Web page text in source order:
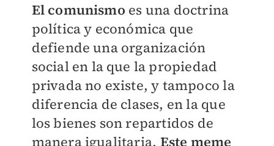
El comunismo es una doctrina
política y económica que
defiende una organización
social en la que la propiedad
privada no existe, y tampoco la
diferencia de clases, en la que
los bienes son repartidos de
manera igualitaria. Este meme